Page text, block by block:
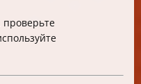
проверьте